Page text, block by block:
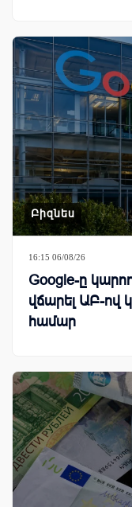
Բիզնես
16:15 06/08/26
Google-ը
վճարել ԱԲ-ով
համար